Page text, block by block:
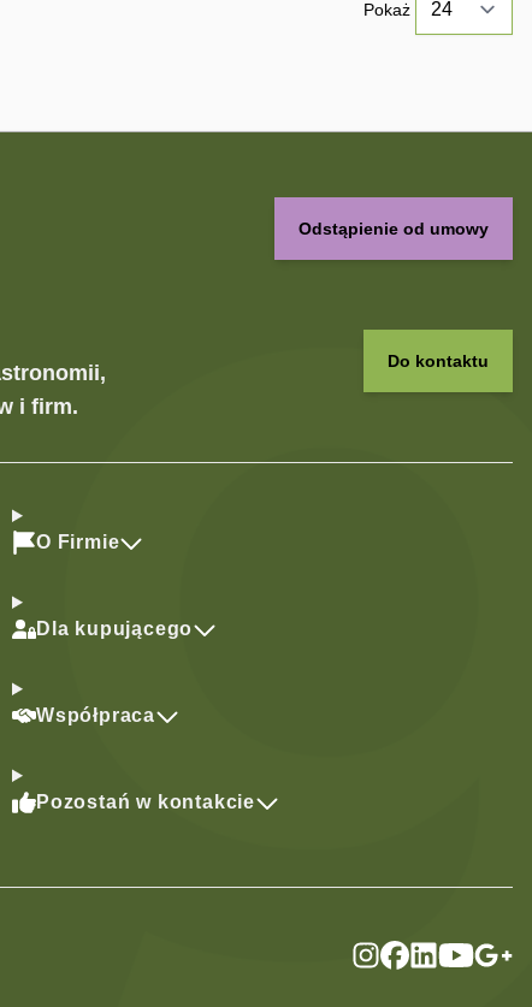
Pokaż
Odstąpienie od umowy
i firm.
Do kontaktu
O Firmie
Dla kupującego
Współpraca
Pozostań w kontakcie